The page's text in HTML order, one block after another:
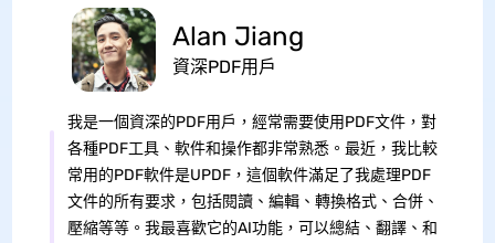
Alan Jiang
資深PDF用戶
我是一個資深的PDF用戶，經常需要使用PDF文件，對
各種PDF工具、軟件和操作都非常熟悉。最近，我比較
常用的PDF軟件是UPDF，這個軟件滿足了我處理PDF
文件的所有要求，包括閱讀、編輯、轉換格式、合併、
壓縮等等。我最喜歡它的AI功能，可以總結、翻譯、和